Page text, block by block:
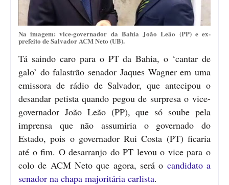
Na imagem: vice-governador da Bahia João Leão (PP) e ex-
prefeito de Salvador ACM Neto (UB).
Tá saindo caro para o PT da Bahia, o ‘cantar de
galo’ do falastrão senador Jaques Wagner em uma
emissora de rádio de Salvador, que antecipou o
desandar petista quando pegou de surpresa o vice-
governador João Leão (PP), que só soube pela
imprensa que não assumiria o governado do
Estado, pois o governador Rui Costa (PT) ficaria
até o fim. O desarranjo do PT levou o vice para o
colo de ACM Neto que agora, será o candidato a
senador na chapa majoritária carlista.